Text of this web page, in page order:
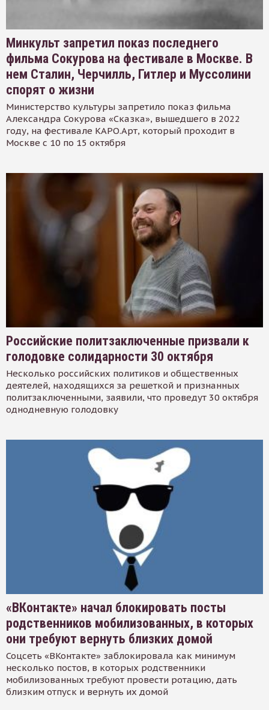
Минкульт запретил показ последнего
фильма Сокурова на фестивале в Москве. В
нем Сталин, Черчилль, Гитлер и Муссолини
спорят о жизни
Министерство культуры запретило показ фильма
Александра Сокурова «Сказка», вышедшего в 2022
году, на фестивале КАРО.Арт, который проходит в
Москве с 10 по 15 октября
Российские политзаключенные призвали к
голодовке солидарности 30 октября
Несколько российских политиков и общественных
деятелей, находящихся за решеткой и признанных
политзаключенными, заявили, что проведут 30 октября
однодневную голодовку
«ВКонтакте» начал блокировать посты
родственников мобилизованных, в которых
они требуют вернуть близких домой
Соцсеть «ВКонтакте» заблокировала как минимум
несколько постов, в которых родственники
мобилизованных требуют провести ротацию, дать
близким отпуск и вернуть их домой